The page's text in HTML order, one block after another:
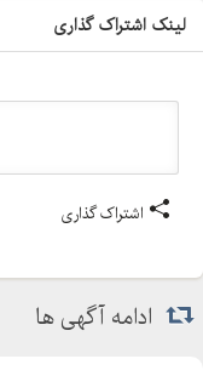
لینک اشتراک گذاری
اشتراک گذاری
ادامه آگهی ها